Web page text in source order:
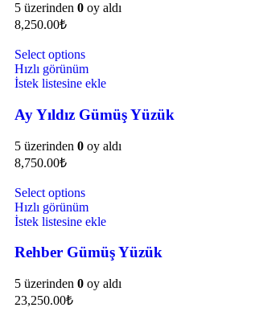
5 üzerinden 0 oy aldı
8,250.00₺
Select options
Hızlı görünüm
İstek listesine ekle
Ay Yıldız Gümüş Yüzük
5 üzerinden 0 oy aldı
8,750.00₺
Select options
Hızlı görünüm
İstek listesine ekle
Rehber Gümüş Yüzük
5 üzerinden 0 oy aldı
23,250.00₺